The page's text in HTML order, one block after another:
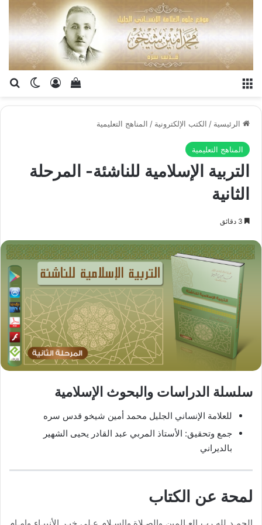
الوضعتسجيل
إستعراض سلة
الرئيسية / الكتب الإلكترونية / المناهج التعليمية
المناهج التعليمية
التربية الإسلامية للناشئة- المرحلة
الثانية
سلسلة الدراسات والبحوث الإسلامية
للعلامة الإنساني الجليل محمد أمين شيخو قدس سره
جمع وتحقيق: الأستاذ المربي عبد القادر يحيى الشهير
بالديراني
لمحة عن الكتاب
الحمـد لله رب العـالمين والصـلاة والسـلام عـلى خيـر الأنبيـاء وإمـام